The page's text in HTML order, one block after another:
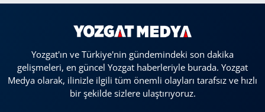
Yozgat'ın ve Türkiye'nin gündemindeki son dakika
gelişmeleri, en güncel Yozgat haberleriyle burada. Yozgat
Medya olarak, ilinizle ilgili tüm önemli olayları tarafsız ve hızlı
bir şekilde sizlere ulaştırıyoruz.